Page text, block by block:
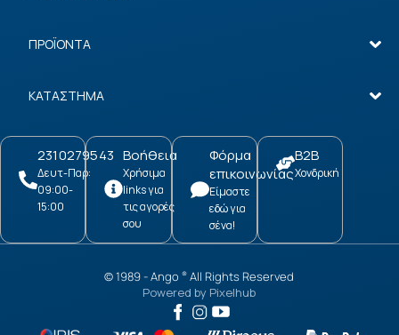
ΠΡΟΪΟΝΤΑ
ΚΑΤΑΣΤΗΜΑ
2310279543
Δευτ-Παρ:
09:00-
15:00
Βοήθεια
Χρήσιμα
links για
τις αγορές
σου
Φόρμα
επικοινωνίας
Είμαστε
εδώ για
σένα!
B2B
Χονδρική
© 1989 -Ango® All Rights Reserved
Powered by Pixelhub